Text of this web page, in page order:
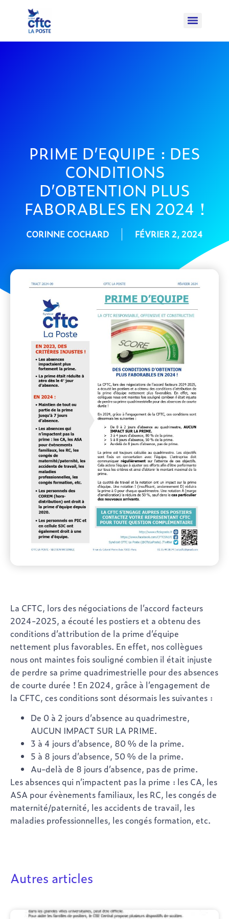
PRIME D’EQUIPE : DES
CONDITIONS
D’OBTENTION PLUS
FABORABLES EN 2024 !
CORINNE COCHARD FÉVRIER 2, 2024
La CFTC, lors des négociations de l’accord facteurs
2024-2025, a écouté les postiers et a obtenu des
conditions d’attribution de la prime d’équipe
nettement plus favorables. En effet, nos collègues
nous ont maintes fois souligné combien il était injuste
de perdre sa prime quadrimestrielle pour des absences
de courte durée ! En 2024, grâce à l’engagement de
la CFTC, ces conditions sont désormais les suivantes :
De 0 à 2 jours d’absence au quadrimestre,
AUCUN IMPACT SUR LA PRIME.
3 à 4 jours d’absence, 80 % de la prime.
5 à 8 jours d’absence, 50 % de la prime.
Au-delà de 8 jours d’absence, pas de prime.
Les absences qui n’impactent pas la prime : les CA, les
ASA pour évènements familiaux, les RC, les congés de
maternité/paternité, les accidents de travail, les
maladies professionnelles, les congés formation, etc.
Autres articles